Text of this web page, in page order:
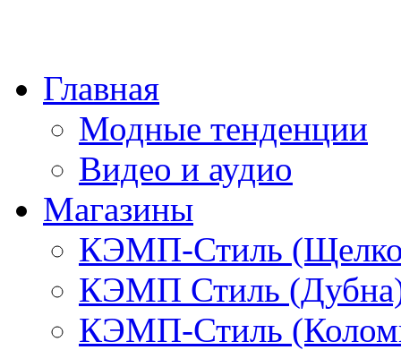
Главная
Модные тенденции
Видео и аудио
Магазины
КЭМП-Стиль
КЭМП Стиль
КЭМП-Стиль